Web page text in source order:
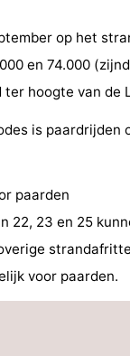
op het
en 74.000
hoogte van de
is paardrijden
paarden
22, 23 en 25
voor paarden.